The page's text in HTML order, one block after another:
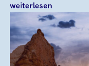
weiterlesen